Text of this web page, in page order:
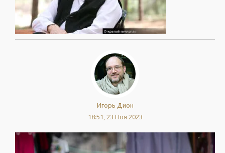
Игорь Дион
18:51, 23 Ноя 2023